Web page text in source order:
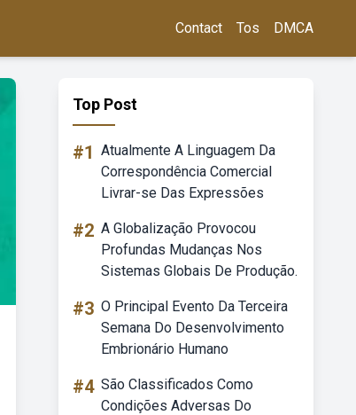
Contact Tos DMCA
Top Post
#1 Atualmente A Linguagem Da
Correspondência Comercial
Livrar-se Das Expressões
#2 A Globalização Provocou
Profundas Mudanças Nos
Sistemas Globais De Produção.
#3 O Principal Evento Da Terceira
Semana Do Desenvolvimento
Embrionário Humano
#4 São Classificados Como
Condições Adversas Do